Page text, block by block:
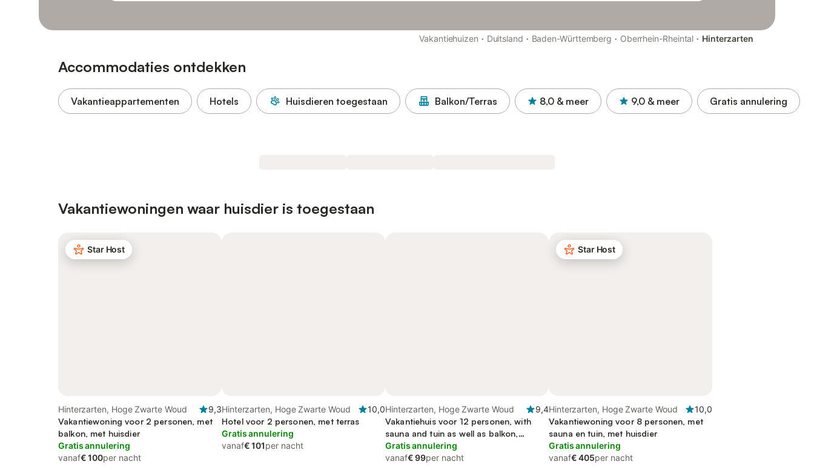
Vakantiehuizen · Duitsland · Baden-Württemberg · Oberrhein-Rheintal · Hinterzarten
Accommodaties ontdekken
Vakantieappartementen Hotels Huisdieren toegestaan Balkon/Terras 8,0 & meer 9,0 & meer Gratis annulering
Vakantiewoningen waar huisdier is toegestaan
Star Host
Hinterzarten, Hoge Zwarte Woud
9,3
Vakantiewoning voor 2 personen, met
balkon, met huisdier
Gratis annulering
vanaf€ 100per nacht
Hinterzarten, Hoge Zwarte Woud
10,0
Hotel voor 2 personen, met terras
Gratis annulering
vanaf€ 101per nacht
Hinterzarten, Hoge Zwarte Woud
9,4
Vakantiehuis voor 12 personen, with
sauna and tuin as well as balkon,
kindvriendelijk
Gratis annulering
vanaf€ 99per nacht
Star Host
Hinterzarten, Hoge Zwarte Woud
10,0
Vakantiewoning voor 8 personen, met
sauna en tuin, met huisdier
Gratis annulering
vanaf€ 405per nacht